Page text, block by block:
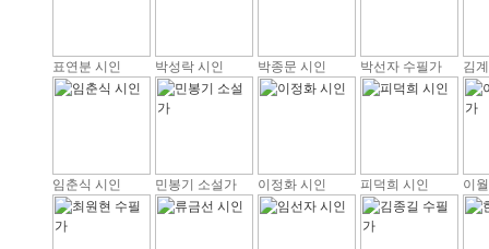
표연분 시인 박성락 시인 박종문 시인 박선자 수필가 김
임춘식 시인 민봉기 소설가 이정화 시인 피덕희 시인 이